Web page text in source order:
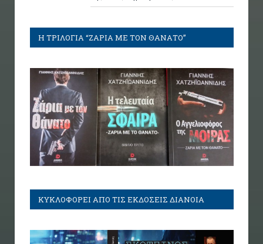
Η ΤΡΙΛΟΓΙΑ “ΖΑΡΙΑ ΜΕ ΤΟΝ ΘΑΝΑΤΟ”
ΚΥΚΛΟΦΟΡΕΙ ΑΠΟ ΤΙΣ ΕΚΔΟΣΕΙΣ ΔΙΑΝΟΙΑ